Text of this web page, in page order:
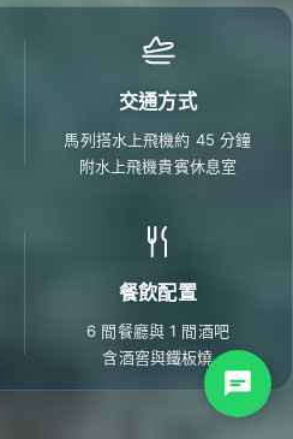
交通方式
馬列搭水上飛機約 45 分鐘
附水上飛機貴賓休息室
餐飲配置
6 間餐廳與 1 間酒吧
含酒窖與鐵板燒